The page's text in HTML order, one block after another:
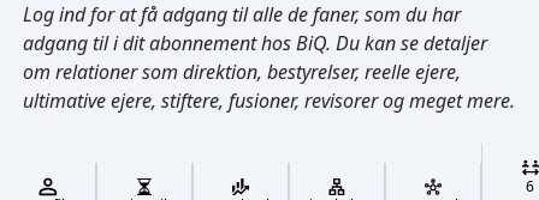
Cmd/Ctrl + K
Log indfor at få adgang til alle de faner, som du har
adgang til i dit abonnement hos BiQ. Du kan se detaljer
om relationer som direktion, bestyrelser, reelle ejere,
ultimative ejere, stiftere, fusioner, revisorer og meget mere.
6